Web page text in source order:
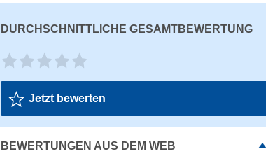
DURCHSCHNITTLICHE GESAMTBEWERTUNG
Jetzt bewerten
BEWERTUNGEN AUS DEM WEB